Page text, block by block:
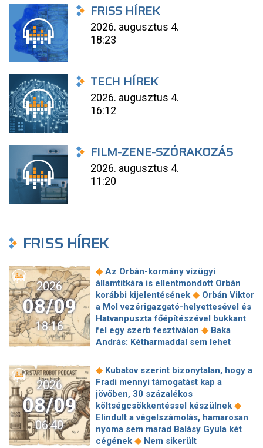
FRISS HÍREK
2026. augusztus 4.
18:23
TECH HÍREK
2026. augusztus 4.
16:12
FILM-ZENE-SZÓRAKOZÁS
2026. augusztus 4.
11:20
FRISS HÍREK
2026
08/09
18:16
◆ Az Orbán-kormány vízügyi
államtitkára is ellentmondott Orbán
korábbi kijelentésének ◆ Orbán Viktor
a Mol vezérigazgató-helyettesével és
Hatvanpuszta főépítészével bukkant
fel egy szerb fesztiválon ◆ Baka
András: Kétharmaddal sem lehet
elutasítja Trump 15 pontos gázai
tervét ◆ Menczer Tamás Rogán
Antalról: Nagyon okos, vannak dolgok,
amiket nem értek, de nem kell nekem
mindent érteni◆ Súlyos fájdalmai
vannak Joe Bidennek, rákbetegsége
már a csontszöveteket is elérte ◆
2026
08/09
06:40
◆ Kubatov szerint bizonytalan, hogy a
Fradi mennyi támogatást kap a
jövőben, 30 százalékos
költségcsökkentéssel készülnek ◆
Elindult a végelszámolás, hamarosan
nyoma sem marad Balásy Gyula két
cégének ◆ Nem sikerült